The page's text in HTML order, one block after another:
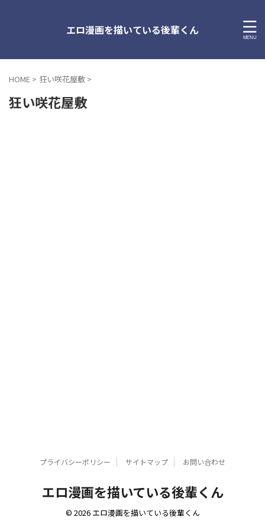
エロ漫画を描いている後輩くん
HOME > 狂い咲花屋敷 >
狂い咲花屋敷
プライバシーポリシー サイトマップ お問い合わせ
エロ漫画を描いている後輩くん
© 2026 エロ漫画を描いている後輩くん